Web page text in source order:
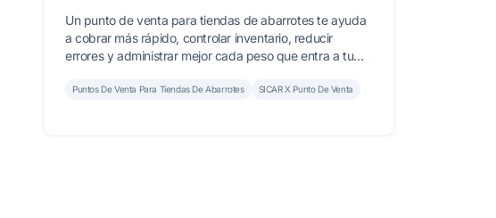
Un punto de venta para tiendas de abarrotes te ayuda
a cobrar más rápido, controlar inventario, reducir
errores y administrar mejor cada peso que entra a tu
Puntos De Venta Para Tiendas De Abarrotes SICAR X Punto De Venta